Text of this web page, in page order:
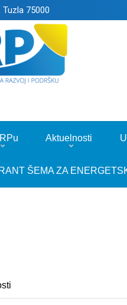
Tuzla 75000
Aktuelnosti
ŠEMA ZA